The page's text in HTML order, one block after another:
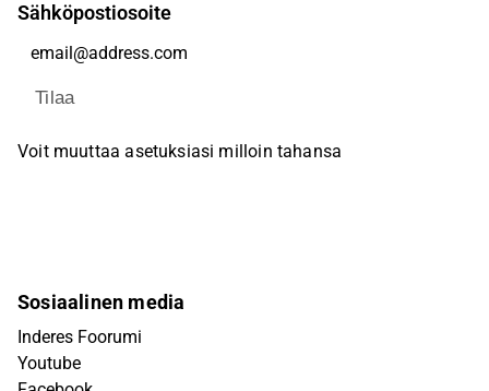
Sähköpostiosoite
Tilaa
Voit muuttaa asetuksiasi milloin tahansa
Sosiaalinen media
Inderes Foorumi
Youtube